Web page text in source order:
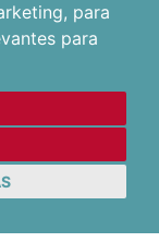
, para
para